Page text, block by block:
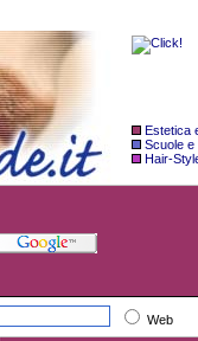
Estetica
Scuole e
Hair-
Web